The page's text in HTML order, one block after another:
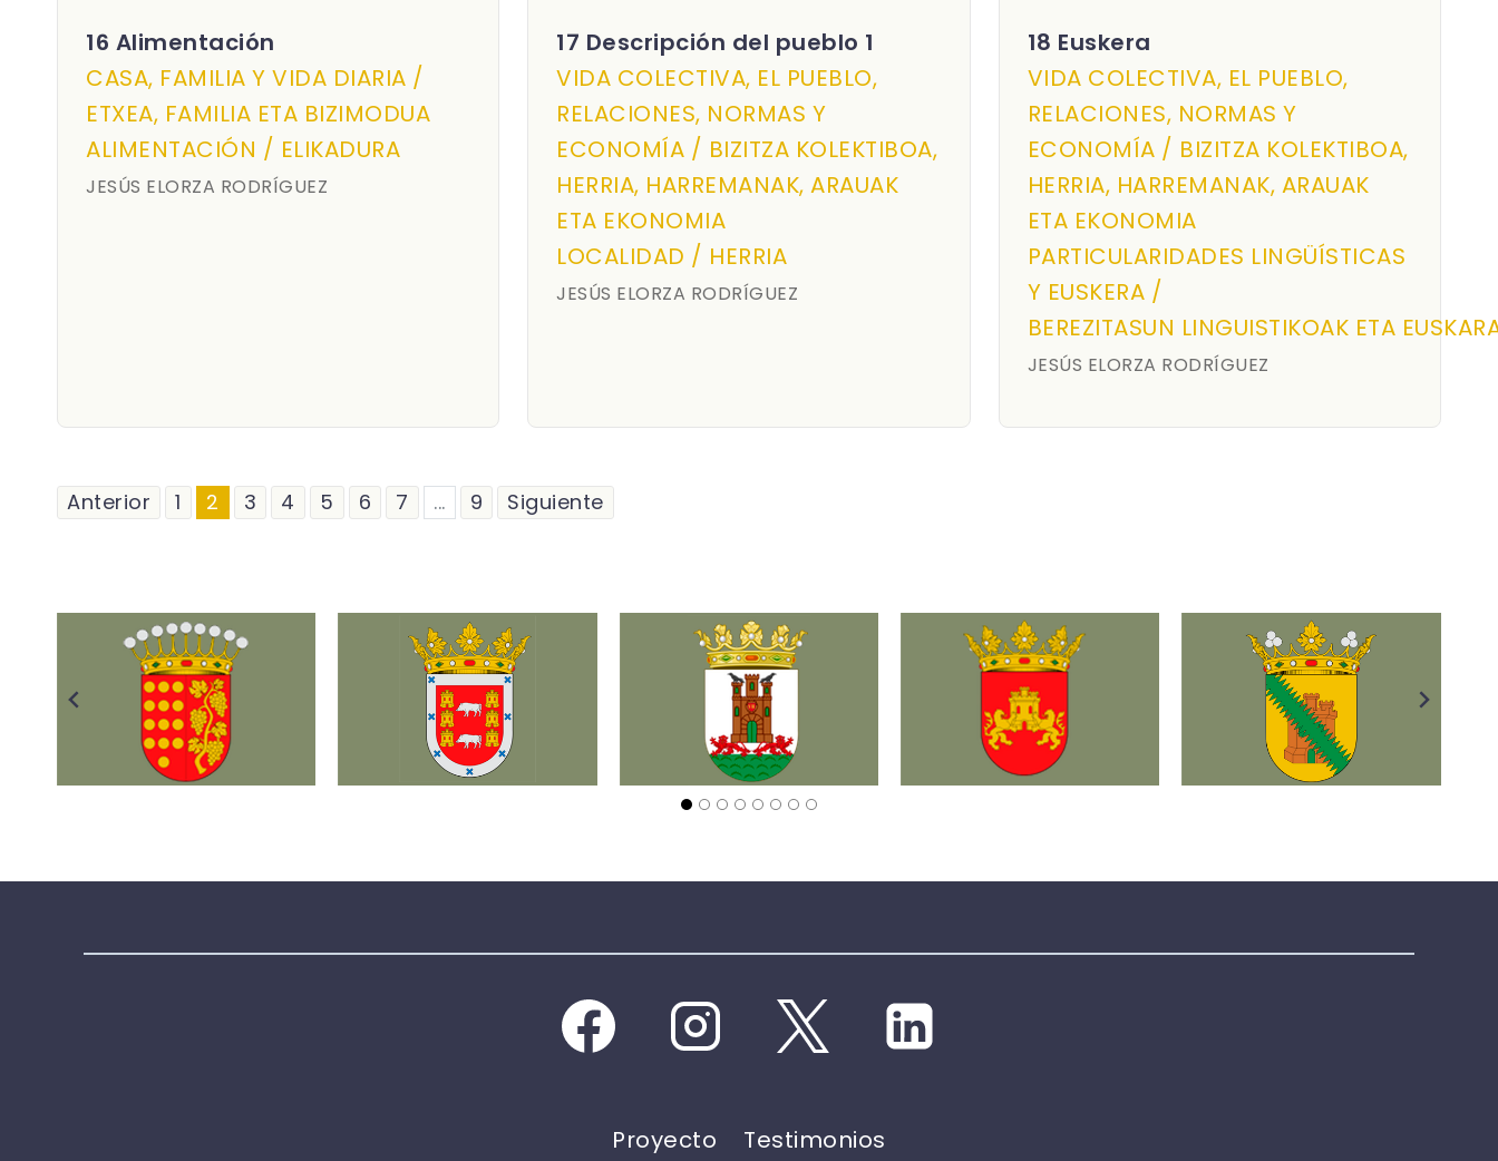
16 Alimentación
CASA, FAMILIA Y VIDA DIARIA /
ETXEA, FAMILIA ETA BIZIMODUA
ALIMENTACIÓN / ELIKADURA
JESÚS ELORZA RODRÍGUEZ
17 Descripción del pueblo 1
VIDA COLECTIVA, EL PUEBLO,
RELACIONES, NORMAS Y
ECONOMÍA / BIZITZA KOLEKTIBOA,
HERRIA, HARREMANAK, ARAUAK
ETA EKONOMIA
LOCALIDAD / HERRIA
JESÚS ELORZA RODRÍGUEZ
18 Euskera
VIDA COLECTIVA, EL PUEBLO,
RELACIONES, NORMAS Y
ECONOMÍA / BIZITZA KOLEKTIBOA,
HERRIA, HARREMANAK, ARAUAK
ETA EKONOMIA
PARTICULARIDADES LINGÜÍSTICAS
Y EUSKERA /
BEREZITASUN LINGUISTIKOAK ETA
JESÚS ELORZA RODRÍGUEZ
Anterior 1 2 3 4 5 6 7 ... 9 Siguiente
Proyecto Testimonios